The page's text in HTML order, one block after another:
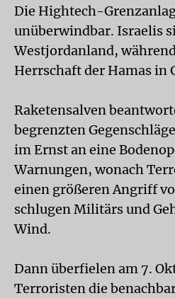
Die Hightech-
unüberwindbar. Israelis
Westjordanland,
Herrschaft der Hamas in
Raketensalven
begrenzten
im Ernst an eine
Warnungen, wonach
einen größeren Angriff
schlugen Militärs und
Wind.
Dann überfielen am 7.
Terroristen die